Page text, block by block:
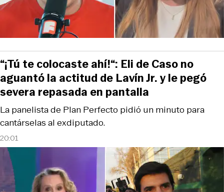
20:01
La panelista de Plan Perfecto pidió un minuto para
cantárselas al exdiputado.
“¡Tú te colocaste ahí!“: Eli de Caso no
aguantó la actitud de Lavín Jr. y le pegó
severa repasada en pantalla